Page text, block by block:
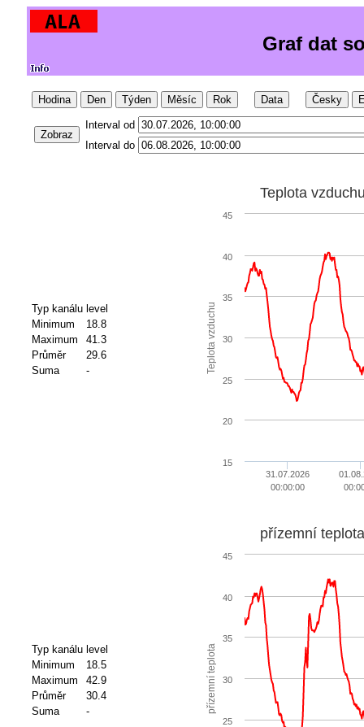
Graf dat
Hodina Den Týden Měsíc Rok Data Česky
Zobraz
Interval od
Interval do
Typ kanálu level
Minimum
18.8
Maximum
41.3
Průměr
29.6
Suma
- Teplota vzduchu
Teplota
31.07.2026
00:00:00
15
20
25
30
35
40
45
Typ kanálu level
Minimum
18.5
Maximum
42.9
Průměr
30.4
Suma
- přízemní teplota
přízemní
25
30
35
40
45